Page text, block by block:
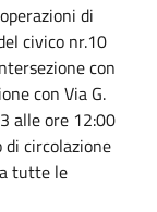
di
civico nr.10
con
con Via G.
alle ore 12:00
circolazione
tutte le